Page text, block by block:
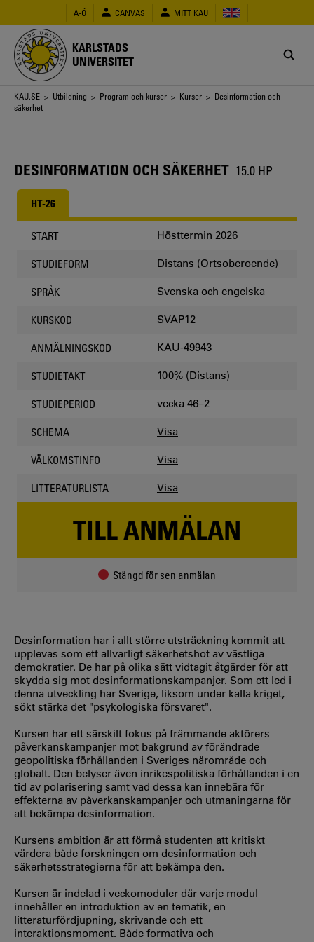
huvudinnehåll
A-Ö CANVAS MITT KAU
KARLSTADS
UNIVERSITET
Länkstig
KAU.SE > Utbildning > Program och kurser > Kurser > Desinformation och
säkerhet
DESINFORMATION OCH SÄKERHET 15.0 HP
HT-26
START Hösttermin 2026
STUDIEFORM Distans (Ortsoberoende)
SPRÅK Svenska och engelska
KURSKOD SVAP12
ANMÄLNINGSKOD KAU-49943
STUDIETAKT 100% (Distans)
STUDIEPERIOD vecka 46–2
SCHEMA Visa
VÄLKOMSTINFO Visa
LITTERATURLISTA Visa
TILL ANMÄLAN
Stängd för sen anmälan
Desinformation har i allt större utsträckning kommit att
upplevas som ett allvarligt säkerhetshot av västliga
demokratier. De har på olika sätt vidtagit åtgärder för att
skydda sig mot desinformationskampanjer. Som ett led i
denna utveckling har Sverige, liksom under kalla kriget,
sökt stärka det "psykologiska försvaret".
Kursen har ett särskilt fokus på främmande aktörers
påverkanskampanjer mot bakgrund av förändrade
geopolitiska förhållanden i Sveriges närområde och
globalt. Den belyser även inrikespolitiska förhållanden i en
tid av polarisering samt vad dessa kan innebära för
effekterna av påverkanskampanjer och utmaningarna för
att bekämpa desinformation.
Kursens ambition är att förmå studenten att kritiskt
värdera både forskningen om desinformation och
säkerhetsstrategierna för att bekämpa den.
Kursen är indelad i veckomoduler där varje modul
innehåller en introduktion av en tematik, en
litteraturfördjupning, skrivande och ett
interaktionsmoment. Både formativa och